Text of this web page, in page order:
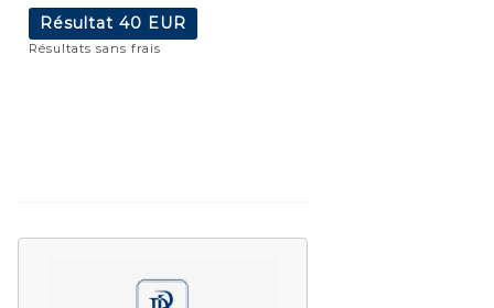
Résultat 40 EUR
Résultats sans frais